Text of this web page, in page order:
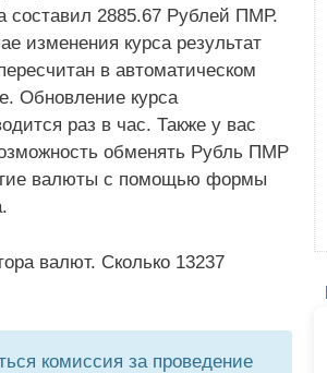
составил 2885.67 Рублей ПМР.
изменения курса результат
в автоматическом
Обновление курса
раз в час. Также у вас
обменять Рубль ПМР
валюты с помощью формы
валют. Сколько 13237
комиссия за проведение